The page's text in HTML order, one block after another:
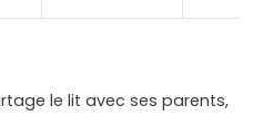
le lit avec ses parents,